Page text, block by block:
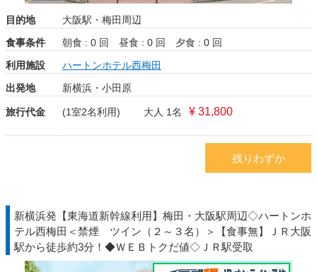
目的地
大阪駅・梅田周辺
食事条件
朝食 : 0 回 昼食 : 0 回
夕食 : 0 回
利用施設
ハートンホテル西梅田
出発地
新横浜・小田原
旅行代金 (1室2名利用) 大人 1名 ¥ 31,800
残りわずか
新横浜発【東海道新幹線利用】梅田・大阪駅周辺◇ハートンホ
テル西梅田＜禁煙 ツイン（２～３名）＞【食事無】ＪＲ大阪
駅から徒歩約3分！◆ＷＥＢトクだ値◇ＪＲ駅受取